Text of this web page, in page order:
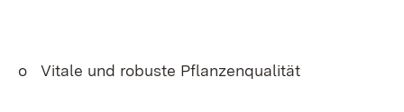
o Vitale und robuste Pflanzenqualität